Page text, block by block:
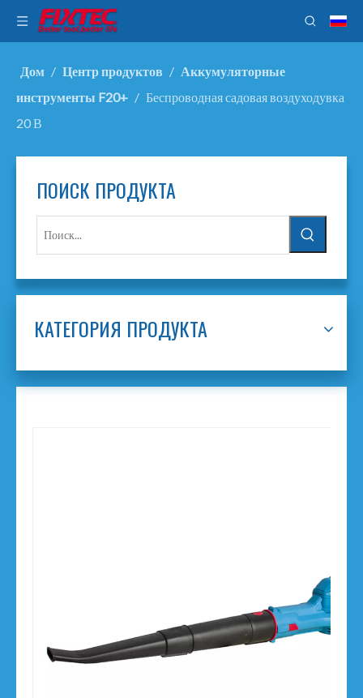
Дом / Центр продуктов / Аккумуляторные
инструменты F20+ / Беспроводная садовая воздуходувка
20 В
ПОИСК ПРОДУКТА
КАТЕГОРИЯ ПРОДУКТА